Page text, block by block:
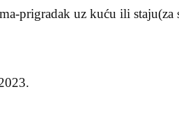
prigradak uz kuću ili staju(za